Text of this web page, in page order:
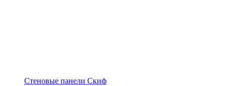
Стеновые панели Скиф